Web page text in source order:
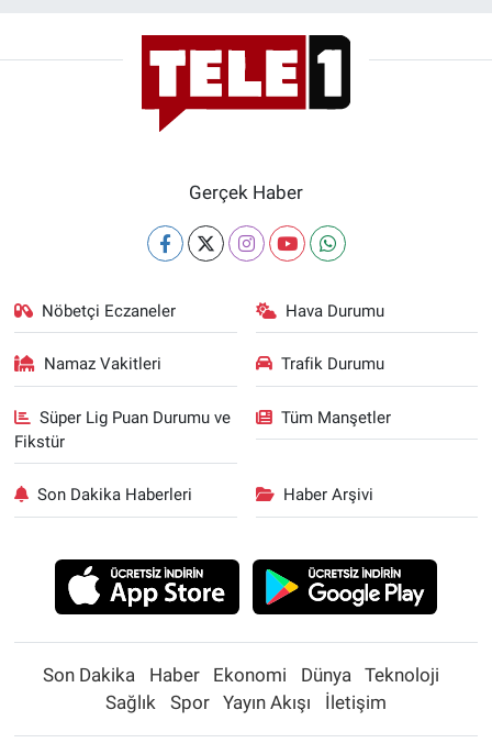
Gerçek Haber
Nöbetçi Eczaneler Hava Durumu
Namaz Vakitleri Trafik Durumu
Süper Lig Puan Durumu ve
Fikstür
Tüm Manşetler
Son Dakika Haberleri Haber Arşivi
Son Dakika Haber Ekonomi Dünya
Teknoloji
Sağlık
Spor Yayın Akışı İletişim